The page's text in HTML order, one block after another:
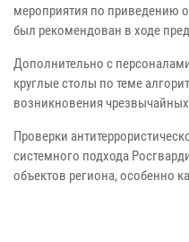
мероприятия по приведению
был рекомендован в ходе
Дополнительно с
круглые столы по теме
возникновения
Проверки
системного подхода
объектов региона, особенно